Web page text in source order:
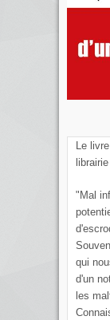
Le
"Mal
qui
d'un
les